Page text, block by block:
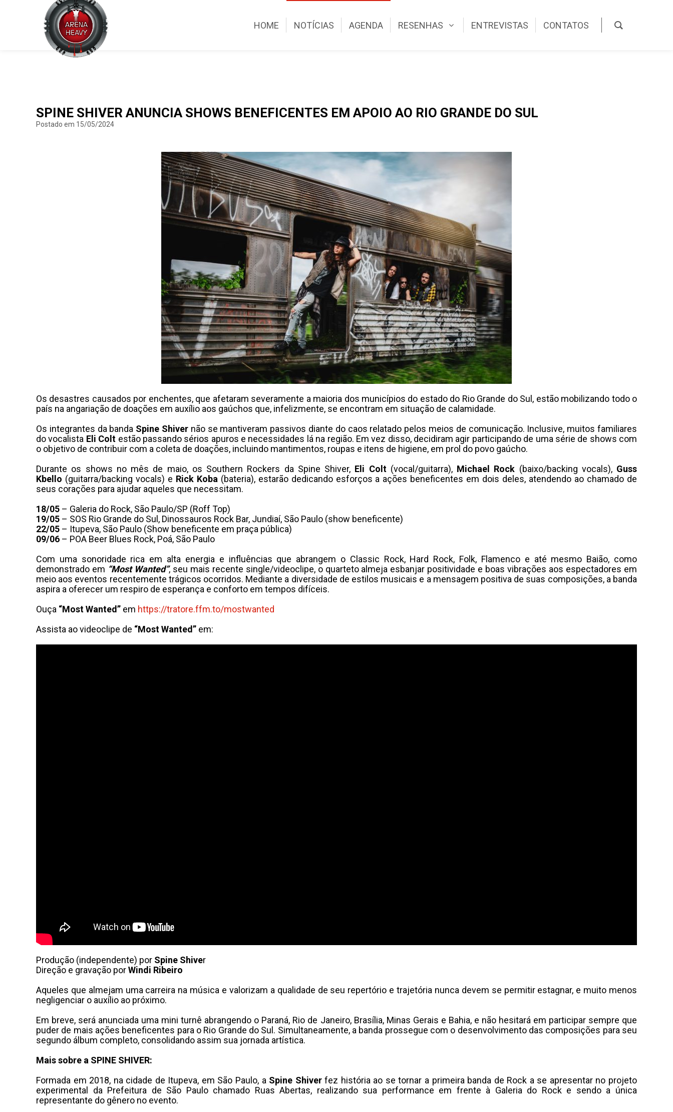
HOME NOTÍCIAS AGENDA RESENHAS ENTREVISTAS CONTATOS
SPINE SHIVER ANUNCIA SHOWS BENEFICENTES EM APOIO AO RIO GRANDE DO SUL
Postado em 15/05/2024
Os desastres causados por enchentes, que afetaram severamente a maioria dos municípios do estado do Rio Grande do Sul, estão mobilizando todo o
país na angariação de doações em auxílio aos gaúchos que, infelizmente, se encontram em situação de calamidade.
Os integrantes da banda Spine Shiver não se mantiveram passivos diante do caos relatado pelos meios de comunicação. Inclusive, muitos familiares
do vocalista Eli Colt estão passando sérios apuros e necessidades lá na região. Em vez disso, decidiram agir participando de uma série de shows com
o objetivo de contribuir com a coleta de doações, incluindo mantimentos, roupas e itens de higiene, em prol do povo gaúcho.
Durante os shows no mês de maio, os Southern Rockers da Spine Shiver, Eli Colt(vocal/guitarra), Michael Rock (baixo/backing vocals), Guss
Kbello (guitarra/backing vocals) e Rick Koba (bateria), estarão dedicando esforços a ações beneficentes em dois deles, atendendo ao chamado de
seus corações para ajudar aqueles que necessitam.
18/05 – Galeria do Rock, São Paulo/SP (Roff Top)
19/05 – SOS Rio Grande do Sul, Dinossauros Rock Bar, Jundiaí, São Paulo (show beneficente)
22/05 – Itupeva, São Paulo (Show beneficente em praça pública)
09/06 – POA Beer Blues Rock, Poá, São Paulo
Com uma sonoridade rica em alta energia e influências que abrangem o Classic Rock, Hard Rock, Folk, Flamenco e até mesmo Baião, como
demonstrado em “Most Wanted”, seu mais recente single/videoclipe, o quarteto almeja esbanjar positividade e boas vibrações aos espectadores em
meio aos eventos recentemente trágicos ocorridos. Mediante a diversidade de estilos musicais e a mensagem positiva de suas composições, a banda
aspira a oferecer um respiro de esperança e conforto em tempos difíceis.
Ouça “Most Wanted” em https://tratore.ffm.to/mostwanted
Assista ao videoclipe de “Most Wanted” em:
Produção (independente) por Spine Shiver
Direção e gravação porWindi Ribeiro
Aqueles que almejam uma carreira na música e valorizam a qualidade de seu repertório e trajetória nunca devem se permitir estagnar, e muito menos
negligenciar o auxílio ao próximo.
Em breve, será anunciada uma mini turnê abrangendo o Paraná, Rio de Janeiro, Brasília, Minas Gerais e Bahia, e não hesitará em participar sempre que
puder de mais ações beneficentes para o Rio Grande do Sul. Simultaneamente, a banda prossegue com o desenvolvimento das composições para seu
segundo álbum completo, consolidando assim sua jornada artística.
Mais sobre a SPINE SHIVER:
Formada em 2018, na cidade de Itupeva, em São Paulo, a Spine Shiverfez história ao se tornar a primeira banda de Rock a se apresentar no projeto
experimental da Prefeitura de São Paulo chamado Ruas Abertas, realizando sua performance em frente à Galeria do Rock e sendo a única
representante do gênero no evento.